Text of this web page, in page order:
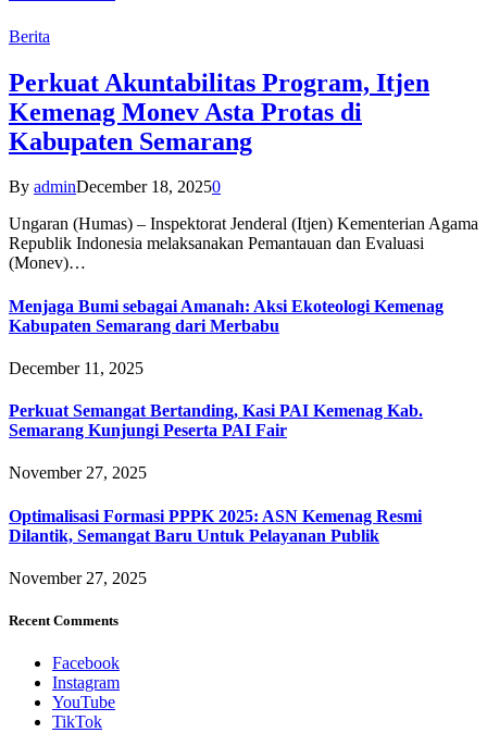
Berita
Perkuat Akuntabilitas Program, Itjen
Kemenag Monev Asta Protas di
Kabupaten Semarang
By adminDecember 18, 20250
Ungaran (Humas) – Inspektorat Jenderal (Itjen) Kementerian Agama
Republik Indonesia melaksanakan Pemantauan dan Evaluasi
(Monev)…
Menjaga Bumi sebagai Amanah: Aksi Ekoteologi Kemenag
Kabupaten Semarang dari Merbabu
December 11, 2025
Perkuat Semangat Bertanding, Kasi PAI Kemenag Kab.
Semarang Kunjungi Peserta PAI Fair
November 27, 2025
Optimalisasi Formasi PPPK 2025: ASN Kemenag Resmi
Dilantik, Semangat Baru Untuk Pelayanan Publik
November 27, 2025
Recent Comments
Facebook
Instagram
YouTube
TikTok